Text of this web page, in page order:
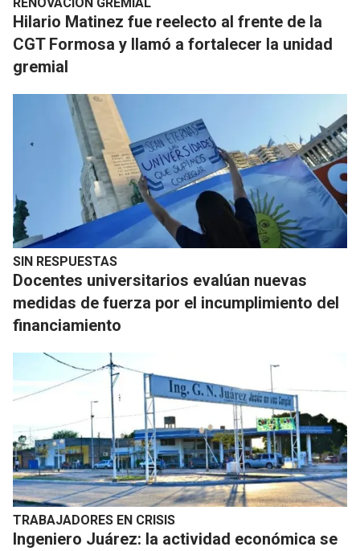
Hilario Matinez fue reelecto al frente de la
CGT Formosa y llamó a fortalecer la unidad
gremial
SIN RESPUESTAS
Docentes universitarios evalúan nuevas
medidas de fuerza por el incumplimiento del
financiamiento
TRABAJADORES EN CRISIS
Ingeniero Juárez: la actividad económica se